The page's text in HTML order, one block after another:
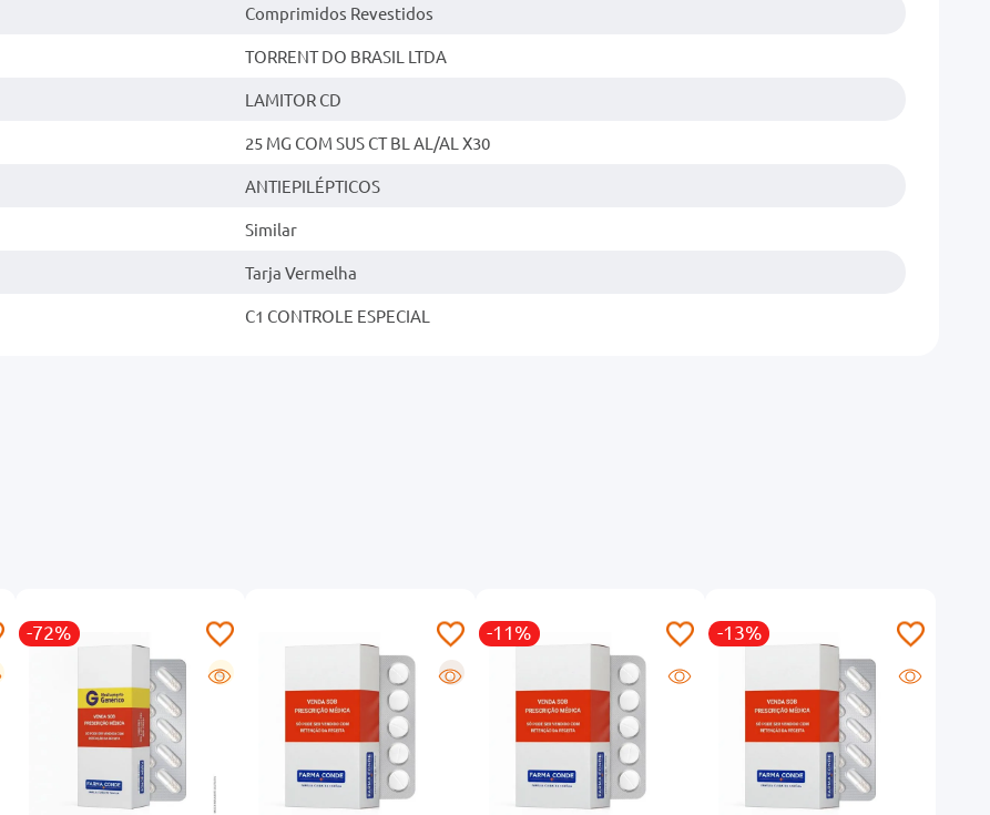
Comprimidos Revestidos
TORRENT DO BRASIL LTDA
LAMITOR CD
25 MG COM SUS CT BL AL/AL X30
ANTIEPILÉPTICOS
Similar
Tarja Vermelha
C1 CONTROLE ESPECIAL
-72%
G R
-11% -13%